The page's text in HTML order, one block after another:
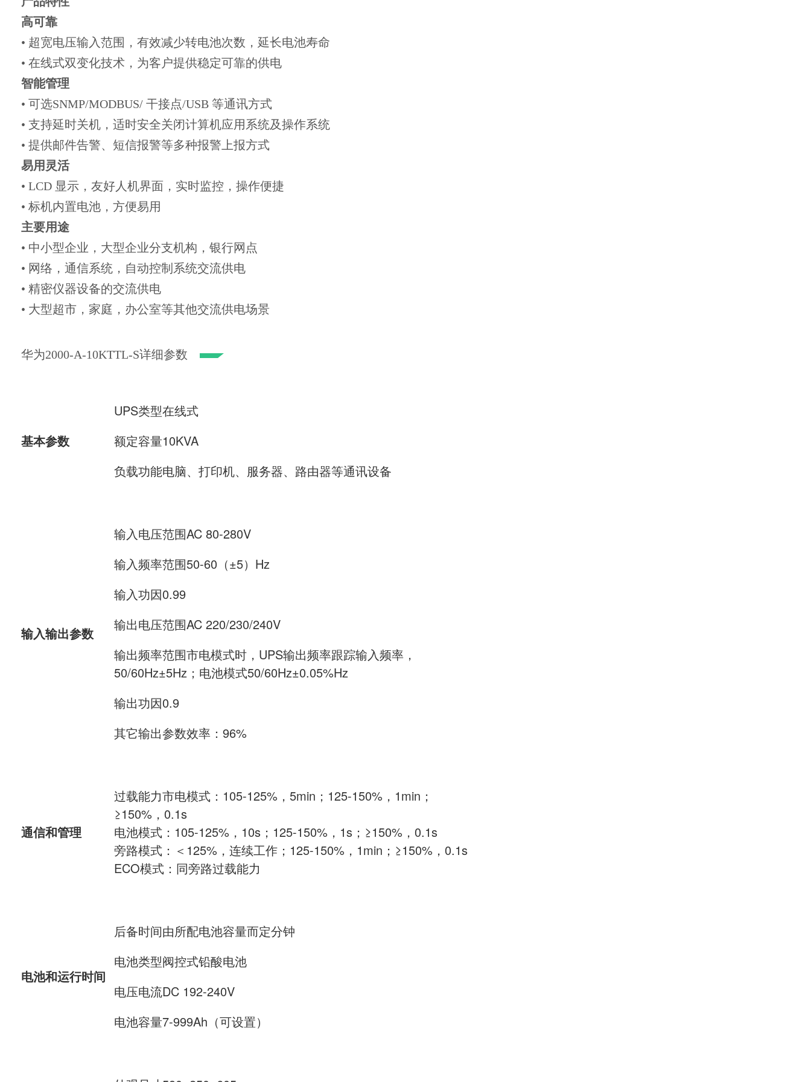
高可靠
• 超宽电压输入范围，有效减少转电池次数，延长电池寿命
• 在线式双变化技术，为客户提供稳定可靠的供电
智能管理
• 可选SNMP/MODBUS/ 干接点/USB 等通讯方式
• 支持延时关机，适时安全关闭计算机应用系统及操作系统
• 提供邮件告警、短信报警等多种报警上报方式
易用灵活
• LCD 显示，友好人机界面，实时监控，操作便捷
• 标机内置电池，方便易用
主要用途
• 中小型企业，大型企业分支机构，银行网点
• 网络，通信系统，自动控制系统交流供电
• 精密仪器设备的交流供电
• 大型超市，家庭，办公室等其他交流供电场景
华为2000-A-10KTTL-S详细参数
基本参数
UPS类型在线式
额定容量10KVA
负载功能电脑、打印机、服务器、路由器等通讯设备
输入输出参数
输入电压范围AC 80-280V
输入频率范围50-60（±5）Hz
输入功因0.99
输出电压范围AC 220/230/240V
输出频率范围市电模式时，UPS输出频率跟踪输入频率，
50/60Hz±5Hz；电池模式50/60Hz±0.05%Hz
输出功因0.9
其它输出参数效率：96%
通信和管理
过载能力市电模式：105-125%，5min；125-150%，1min；
≥150%，0.1s
电池模式：105-125%，10s；125-150%，1s；≥150%，0.1s
旁路模式：＜125%，连续工作；125-150%，1min；≥150%，0.1s
ECO模式：同旁路过载能力
电池和运行时间
后备时间由所配电池容量而定分钟
电池类型阀控式铅酸电池
电压电流DC 192-240V
电池容量7-999Ah（可设置）